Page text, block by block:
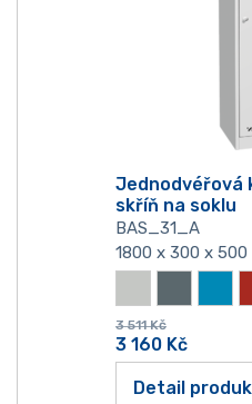
Jednodvéřová
skříň na soklu
BAS_31_A
1800 x 300 x 500
3 511 Kč
3 160 Kč
Detail